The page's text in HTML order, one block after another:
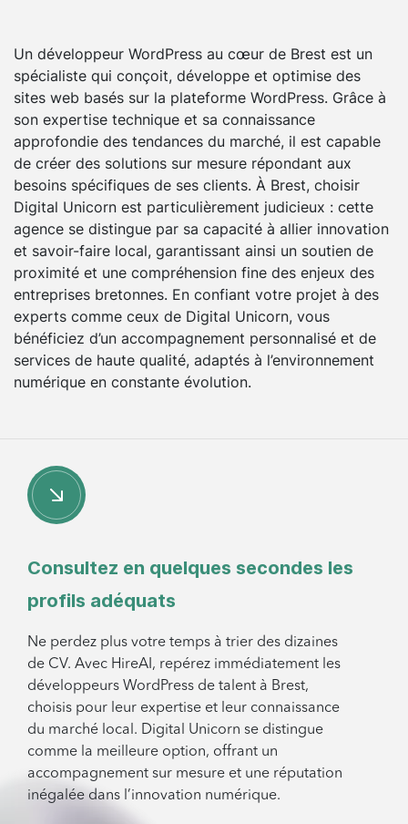
Un développeur WordPress au cœur de Brest est un
spécialiste qui conçoit, développe et optimise des
sites web basés sur la plateforme WordPress. Grâce à
son expertise technique et sa connaissance
approfondie des tendances du marché, il est capable
de créer des solutions sur mesure répondant aux
besoins spécifiques de ses clients. À Brest, choisir
Digital Unicorn est particulièrement judicieux : cette
agence se distingue par sa capacité à allier innovation
et savoir-faire local, garantissant ainsi un soutien de
proximité et une compréhension fine des enjeux des
entreprises bretonnes. En confiant votre projet à des
experts comme ceux de Digital Unicorn, vous
bénéficiez d’un accompagnement personnalisé et de
services de haute qualité, adaptés à l’environnement
numérique en constante évolution.
Consultez en quelques secondes les
profils adéquats
Ne perdez plus votre temps à trier des dizaines
de CV. Avec HireAI, repérez immédiatement les
développeurs WordPress de talent à Brest,
choisis pour leur expertise et leur connaissance
du marché local. Digital Unicorn se distingue
comme la meilleure option, offrant un
accompagnement sur mesure et une réputation
inégalée dans l’innovation numérique.